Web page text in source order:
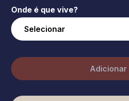
Onde é que vive?
Adicionar